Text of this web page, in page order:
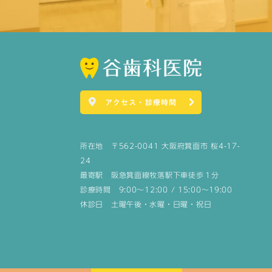
アクセス・診療時間
所在地 〒562-0041 大阪府箕面市 桜4-17-
24
最寄駅 阪急箕面線牧落駅下車徒歩１分
診療時間 9:00～12:00 / 15:00～19:00
休診日 土曜午後・水曜・日曜・祝日